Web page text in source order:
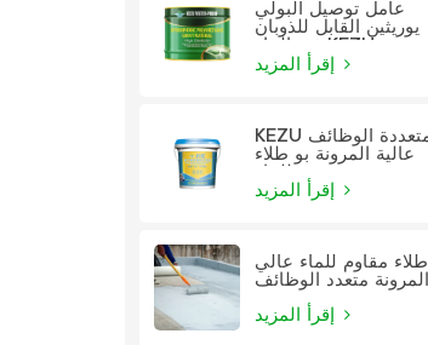
عامل توصيل البولي
يوريثين القابل للذوبان
KEZU متعددة الوظائف
عالية المرونة بو طلاء
طلاء مقاوم للماء عالي
المرونة متعدد الوظائف